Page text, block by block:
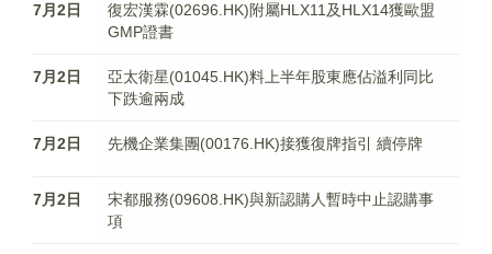
7月2日
復宏漢霖(02696.HK)附屬HLX11及HLX14獲歐盟
GMP證書
7月2日
亞太衛星(01045.HK)料上半年股東應佔溢利同比
下跌逾兩成
7月2日 先機企業集團(00176.HK)接獲復牌指引 續停牌
7月2日
宋都服務(09608.HK)與新認購人暫時中止認購事
項